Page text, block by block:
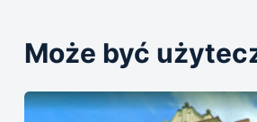
Może być